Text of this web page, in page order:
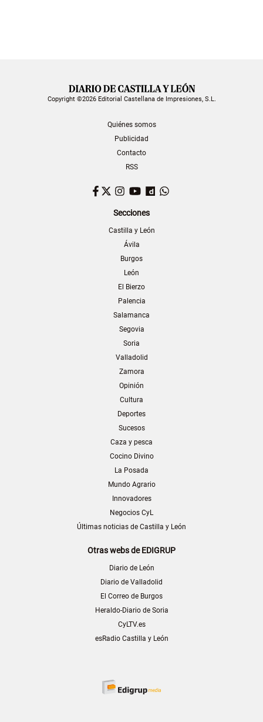
Copyright ©2026 Editorial Castellana de Impresiones, S.L.
Quiénes somos
Publicidad
Contacto
RSS
Facebook
TwitterInstagram
YouTubeDailymotion
Secciones
Castilla y León
Ávila
Burgos
León
El Bierzo
Palencia
Salamanca
Segovia
Soria
Valladolid
Zamora
Opinión
Cultura
Deportes
Sucesos
Caza y pesca
Cocino Divino
La Posada
Mundo Agrario
Innovadores
Negocios CyL
Últimas noticias de Castilla y León
Otras webs de EDIGRUP
Diario de León
Diario de Valladolid
El Correo de Burgos
Heraldo-Diario de Soria
CyLTV.es
esRadio Castilla y León